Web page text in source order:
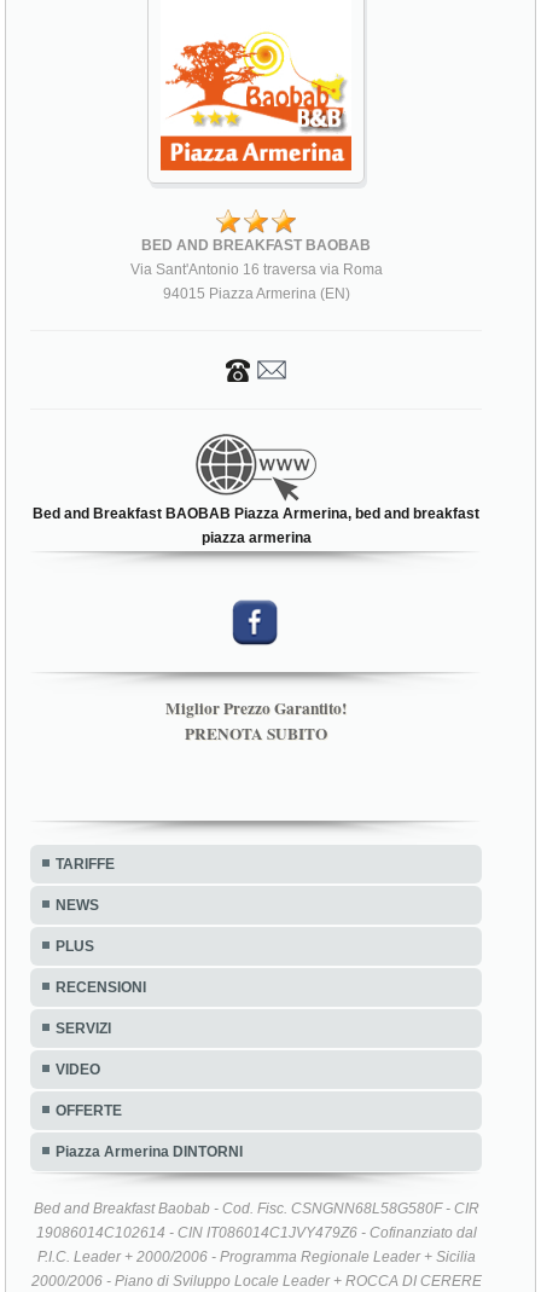
BED AND BREAKFAST BAOBAB
Via Sant'Antonio 16 traversa via Roma
94015 Piazza Armerina (EN)
Bed and Breakfast BAOBAB Piazza Armerina, bed and breakfast
piazza armerina
Miglior Prezzo Garantito!
PRENOTA SUBITO
TARIFFE
NEWS
PLUS
RECENSIONI
SERVIZI
VIDEO
OFFERTE
Piazza Armerina DINTORNI
Bed and Breakfast Baobab - Cod. Fisc. CSNGNN68L58G580F - CIR
19086014C102614 - CIN IT086014C1JVY479Z6 - Cofinanziato dal
P.I.C. Leader + 2000/2006 - Programma Regionale Leader + Sicilia
2000/2006 - Piano di Sviluppo Locale Leader + ROCCA DI CERERE